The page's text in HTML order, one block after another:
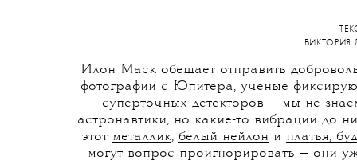
ВИКТОРИЯ
Илон Маск обещает отправить
фотографии с Юпитера, ученые
суперточных детекторов — мы не
астронавтики, но какие-то вибрации до
этот металлик, белый нейлон и платья,
могут вопрос проигнорировать — они